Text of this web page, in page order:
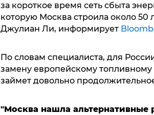
за короткое время сеть сбыта
которую Москва строила около 50
Джулиан Ли, информирует
По словам специалиста, для
замену европейскому топливному
займет довольно
"Москва нашла альтернативные